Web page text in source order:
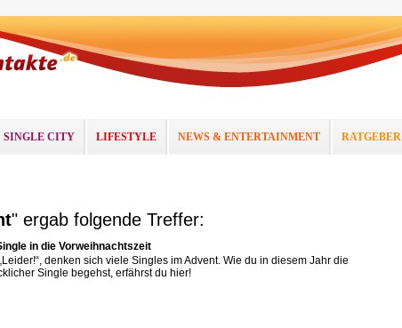
SINGLE CITY LIFESTYLE NEWS & ENTERTAINMENT RATGEBER
" ergab folgende Treffer:
in die Vorweihnachtszeit
denken sich viele Singles im Advent. Wie du in diesem Jahr die
Single begehst, erfährst du hier!